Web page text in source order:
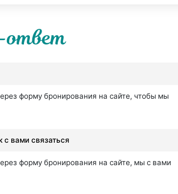
ответ
форму бронирования на сайте, чтобы мы
с вами связаться
форму бронирования на сайте, мы с вами